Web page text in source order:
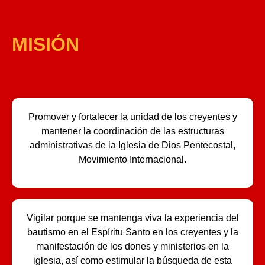
MISIÓN
Promover y fortalecer la unidad de los creyentes y
mantener la coordinación de las estructuras
administrativas de la Iglesia de Dios Pentecostal,
Movimiento Internacional.
Vigilar porque se mantenga viva la experiencia del
bautismo en el Espíritu Santo en los creyentes y la
manifestación de los dones y ministerios en la
iglesia, así como estimular la búsqueda de esta